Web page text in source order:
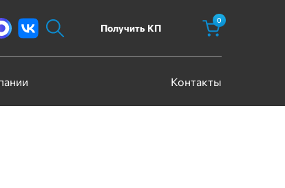
Получить КП
0
Контакты